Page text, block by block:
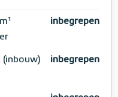
inbegrepen
inbegrepen